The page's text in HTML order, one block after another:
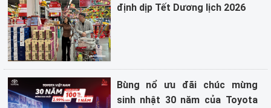
định dịp Tết Dương lịch 2026
Bùng nổ ưu đãi chúc mừng
sinh nhật 30 năm của Toyota